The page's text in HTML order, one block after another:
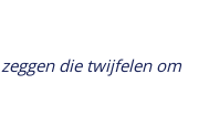
die twijfelen om